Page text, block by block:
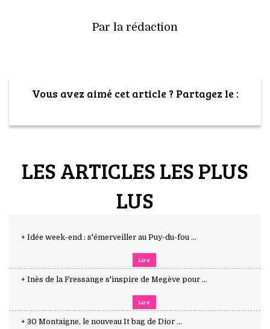
Par la rédaction
Vous avez aimé cet article ? Partagez le :
LES ARTICLES LES PLUS
LUS
+ Idée week-end : s'émerveiller au Puy-du-fou ...
Lire
+ Inès de la Fressange s'inspire de Megève pour ...
Lire
+ 30 Montaigne, le nouveau It bag de Dior ...